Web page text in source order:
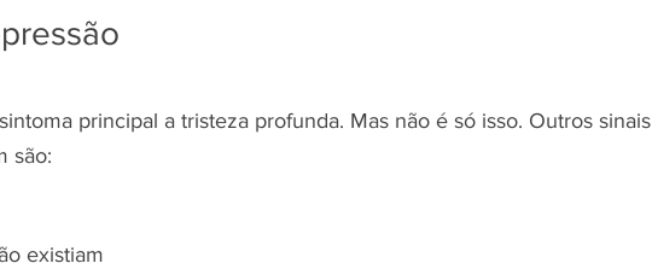
principal a tristeza profunda. Mas não é só isso. Outros sinais
são:
existiam